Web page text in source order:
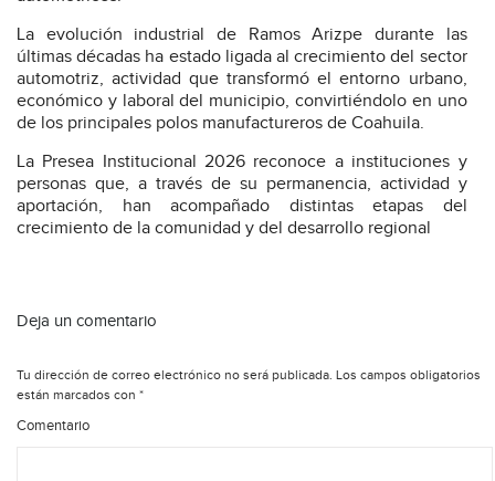
La evolución industrial de Ramos Arizpe durante las
últimas décadas ha estado ligada al crecimiento del sector
automotriz, actividad que transformó el entorno urbano,
económico y laboral del municipio, convirtiéndolo en uno
de los principales polos manufactureros de Coahuila.
La Presea Institucional 2026 reconoce a instituciones y
personas que, a través de su permanencia, actividad y
aportación, han acompañado distintas etapas del
crecimiento de la comunidad y del desarrollo regional
Deja un comentario
Tu dirección de correo electrónico no será publicada. Los campos obligatorios
están marcados con *
Comentario